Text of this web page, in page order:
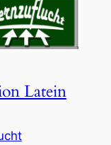
Latein